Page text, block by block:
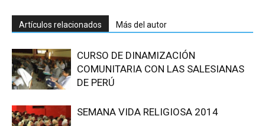
Artículos relacionados Más del autor
CURSO DE DINAMIZACIÓN
COMUNITARIA CON LAS SALESIANAS
DE PERÚ
SEMANA VIDA RELIGIOSA 2014